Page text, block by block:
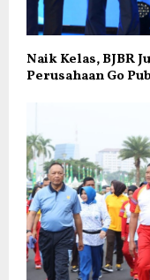
Naik Kelas, BJBR
Perusahaan Go